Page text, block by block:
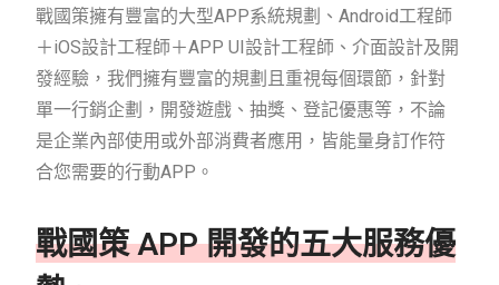
戰國策擁有豐富的大型APP系統規劃、Android工程師
＋iOS設計工程師＋APP UI設計工程師、介面設計及開
發經驗，我們擁有豐富的規劃且重視每個環節，針對
單一行銷企劃，開發遊戲、抽獎、登記優惠等，不論
是企業內部使用或外部消費者應用，皆能量身訂作符
合您需要的行動APP。
戰國策 APP 開發的五大服務優